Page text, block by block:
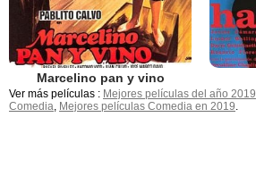
Marcelino pan y vino
Ver más películas : Mejores películas del año 2019
Comedia, Mejores películas Comedia en 2019.